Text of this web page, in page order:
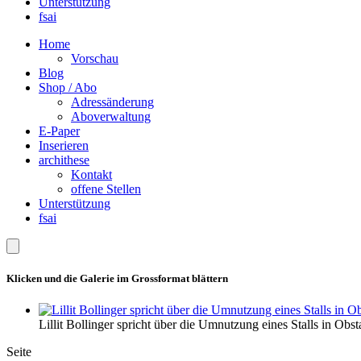
fsai
Home
Vorschau
Blog
Shop / Abo
Adressänderung
Aboverwaltung
E-Paper
Inserieren
archithese
Kontakt
offene Stellen
Unterstützung
fsai
Klicken und die Galerie im Grossformat blättern
Lillit Bollinger spricht über die Umnutzung eines Stalls in
Seite